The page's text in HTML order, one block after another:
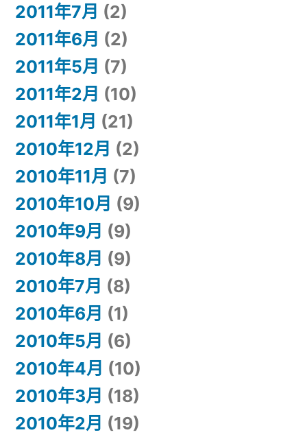
2011年7月 (2)
2011年6月 (2)
2011年5月 (7)
2011年2月 (10)
2011年1月 (21)
2010年12月 (2)
2010年11月 (7)
2010年10月 (9)
2010年9月 (9)
2010年8月 (9)
2010年7月 (8)
2010年6月 (1)
2010年5月 (6)
2010年4月 (10)
2010年3月 (18)
2010年2月 (19)